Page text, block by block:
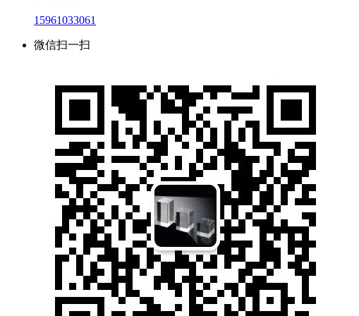
15961033061
微信扫一扫